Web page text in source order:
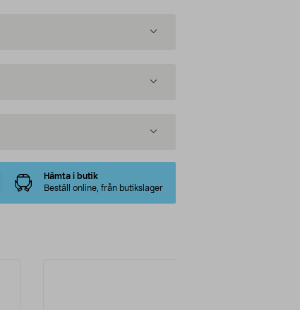
Hämta i butik
Beställ online, från butikslager